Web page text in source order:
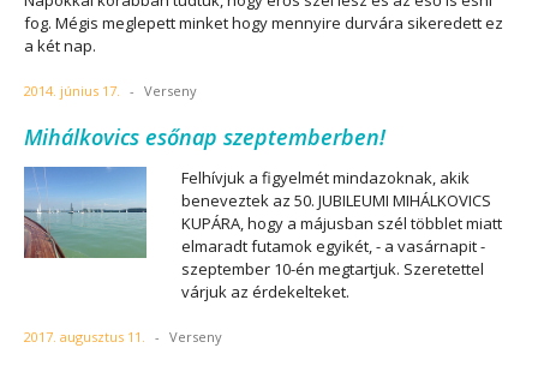
fog. Mégis meglepett minket hogy mennyire durvára sikeredett ez
a két nap.
2014. június 17. - Verseny
Mihálkovics esőnap szeptemberben!
Felhívjuk a figyelmét mindazoknak, akik
beneveztek az 50. JUBILEUMI MIHÁLKOVICS
KUPÁRA, hogy a májusban szél többlet miatt
elmaradt futamok egyikét, - a vasárnapit -
szeptember 10-én megtartjuk. Szeretettel
várjuk az érdekelteket.
2017. augusztus 11. - Verseny